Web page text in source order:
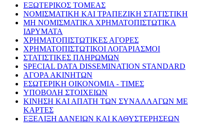
ΕΞΩΤΕΡΙΚΟΣ ΤΟΜΕΑΣ
ΝΟΜΙΣΜΑΤΙΚΗ ΚΑΙ ΤΡΑΠΕΖΙΚΗ ΣΤΑΤΙΣΤΙΚΗ
ΜΗ ΝΟΜΙΣΜΑΤΙΚΑ ΧΡΗΜΑΤΟΠΙΣΤΩΤΙΚΑ
ΙΔΡΥΜΑΤΑ
ΧΡΗΜΑΤΟΠΙΣΤΩΤΙΚΕΣ ΑΓΟΡΕΣ
ΧΡΗΜΑΤΟΠΙΣΤΩΤΙΚΟΙ ΛΟΓΑΡΙΑΣΜΟΙ
ΣΤΑΤΙΣΤΙΚΕΣ ΠΛΗΡΩΜΩΝ
SPECIAL DATA DISSEMINATION STANDARD
ΑΓΟΡΑ ΑΚΙΝΗΤΩΝ
ΕΣΩΤΕΡΙΚΗ ΟΙΚΟΝΟΜΙΑ - ΤΙΜΕΣ
ΥΠΟΒΟΛΗ ΣΤΟΙΧΕΙΩΝ
ΚΙΝΗΣΗ ΚΑΙ ΑΠΑΤΗ ΤΩΝ ΣΥΝΑΛΛΑΓΩΝ ΜΕ
ΚΑΡΤΕΣ
ΕΞΕΛΙΞΗ ΔΑΝΕΙΩΝ ΚΑΙ ΚΑΘΥΣΤΕΡΗΣΕΩΝ